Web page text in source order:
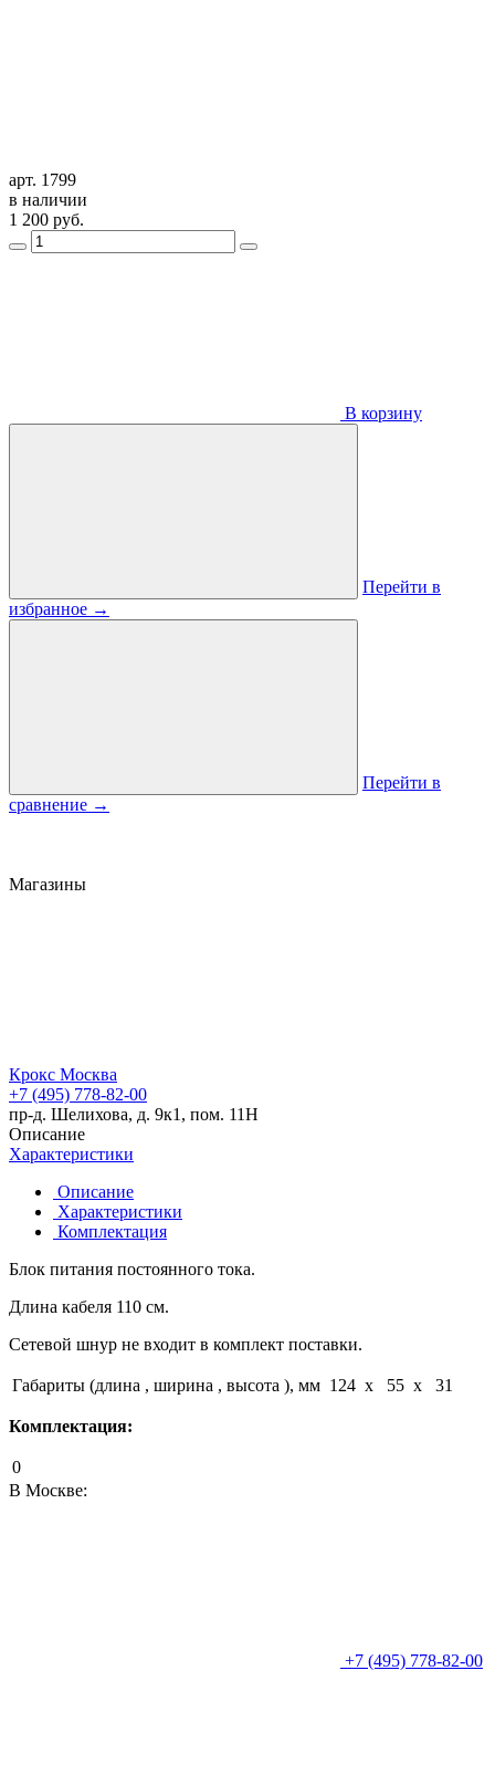
арт. 1799
в наличии
1 200 руб.
В корзину
Перейти в
избранное →
Перейти в
сравнение →
Магазины
Крокс Москва
+7 (495) 778-82-00
пр-д. Шелихова, д. 9к1, пом. 11Н
Описание
Характеристики
Описание
Характеристики
Комплектация
Блок питания постоянного тока.
Длина кабеля 110 см.
Сетевой шнур не входит в комплект поставки.
Габариты (длина , ширина , высота ), мм 124 x 55 x 31
Комплектация:
0
В Москве:
+7 (495) 778-82-00